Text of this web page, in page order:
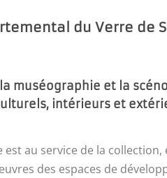
du Verre de
muséographie et la
intérieurs et
est au service de la
des espaces de